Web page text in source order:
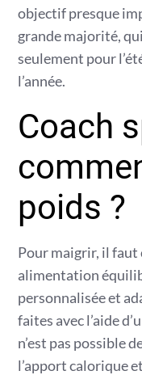
objectif presque
grande majorité,
seulement pour
l’année.
Coach
poids ?
Pour maigrir, il faut
alimentation
personnalisée et
faites avec l’aide
n’est pas possible
l’apport calorique